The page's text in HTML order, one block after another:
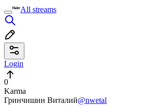
All streams
Login
0
Karma
Гринчишин Виталий@nwetal